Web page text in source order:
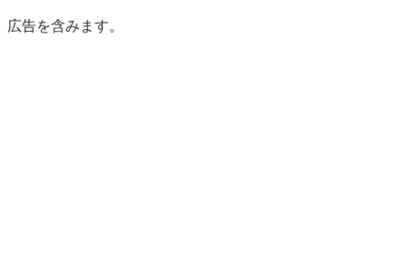
広告を含みます。